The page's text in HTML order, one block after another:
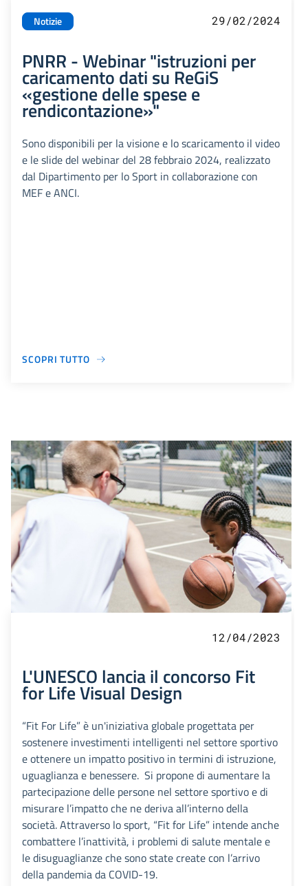
Notizie 29/02/2024
PNRR - Webinar "istruzioni per
caricamento dati su ReGiS
«gestione delle spese e
rendicontazione»"
Sono disponibili per la visione e lo scaricamento il video
e le slide del webinar del 28 febbraio 2024, realizzato
dal Dipartimento per lo Sport in collaborazione con
MEF e ANCI.
SCOPRI TUTTO
12/04/2023
L'UNESCO lancia il concorso Fit
for Life Visual Design
“Fit For Life” è un'iniziativa globale progettata per
sostenere investimenti intelligenti nel settore sportivo
e ottenere un impatto positivo in termini di istruzione,
uguaglianza e benessere. Si propone di aumentare la
partecipazione delle persone nel settore sportivo e di
misurare l’impatto che ne deriva all’interno della
società. Attraverso lo sport, “Fit for Life” intende anche
combattere l’inattività, i problemi di salute mentale e
le disuguaglianze che sono state create con l’arrivo
della pandemia da COVID-19.